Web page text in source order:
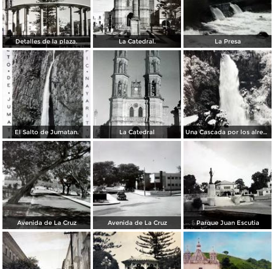
Detalles de la plaza. La Catedral. La Presa
El Salto de Jumatan. La Catedral Una Cascada por los alrededores de Tepic
Avenida de La Cruz Avenida de La Cruz Parque Juan Escutia